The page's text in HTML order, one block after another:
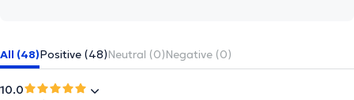
All (48)Positive (48)Neutral (0)Negative (0)
10.0